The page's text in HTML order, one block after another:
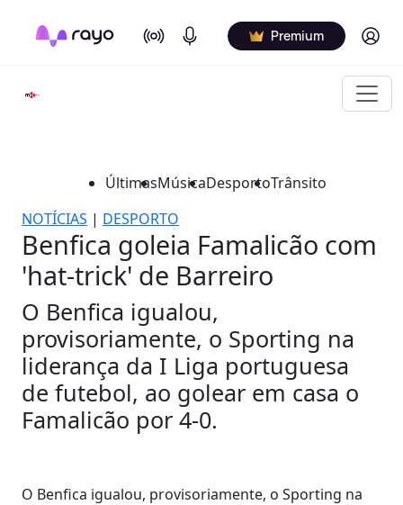
On Air Podcasts Premium Log in
ÚltimasMúsicaDesportoTrânsito
NOTÍCIAS | DESPORTO
Benfica goleia Famalicão com
'hat-trick' de Barreiro
O Benfica igualou,
provisoriamente, o Sporting na
liderança da I Liga portuguesa
de futebol, ao golear em casa o
Famalicão por 4-0.
O Benfica igualou, provisoriamente, o Sporting na